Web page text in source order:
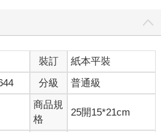
樣子就很好、現在這樣就很好的感
的立足點，就算被整個社會排除在外
態早就調整成「要來就來啊，歡迎排
點不同，看出去的世界與樣貌也將徹
「與別人比較」當成內心依歸，還是
靠，有著天壤之別。
」、「要與別人比較」、「別人會怎
裝訂
紙本平裝
分級 普通級
商品規
格
25開15*21cm